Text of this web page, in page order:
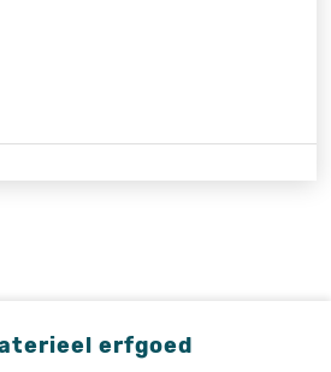
erfgoed